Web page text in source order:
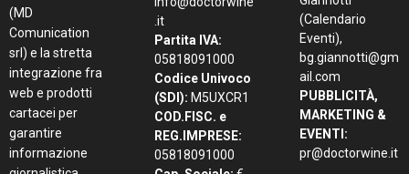
(MD
Comunication
srl) e la stretta
integrazione fra
web e prodotti
cartacei per
garantire
informazione
.it
Partita IVA:
05818091000
Codice Univoco
(SDI): M5UXCR1
COD.FISC. e
REG.IMPRESE:
05818091000
(Calendario
Eventi),
bg.giannotti@gm
ail.com
PUBBLICITÀ,
MARKETING &
EVENTI:
pr@doctorwine.it